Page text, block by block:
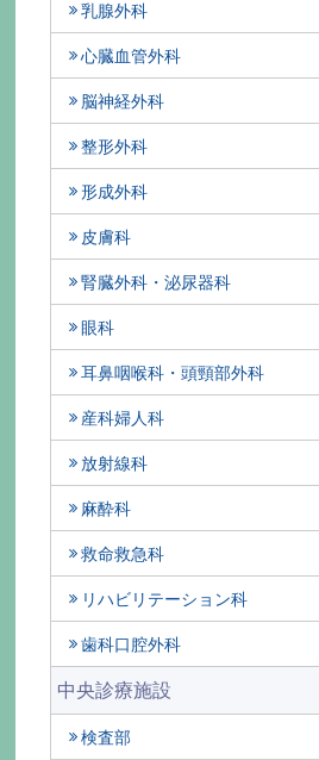
乳腺外科
心臓血管外科
脳神経外科
整形外科
形成外科
皮膚科
腎臓外科・泌尿器科
眼科
耳鼻咽喉科・頭頸部外科
産科婦人科
放射線科
麻酔科
救命救急科
リハビリテーション科
歯科口腔外科
中央診療施設
検査部